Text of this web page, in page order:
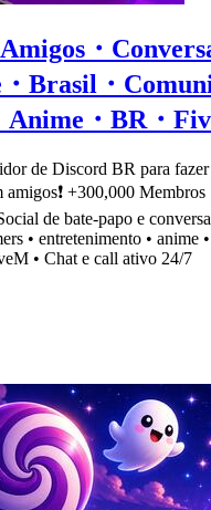
・
Brasil・
Anime・BR・
de Discord BR para fazer
amigos❗ +300,000
de bate-papo e
• entretenimento • anime
• Chat e call ativo 24/7